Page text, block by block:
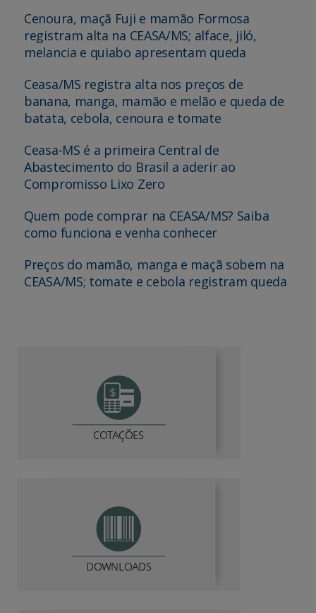
Cenoura, maçã Fuji e mamão Formosa
registram alta na CEASA/MS; alface, jiló,
melancia e quiabo apresentam queda
Ceasa/MS registra alta nos preços de
banana, manga, mamão e melão e queda de
batata, cebola, cenoura e tomate
Ceasa-MS é a primeira Central de
Abastecimento do Brasil a aderir ao
Compromisso Lixo Zero
Quem pode comprar na CEASA/MS? Saiba
como funciona e venha conhecer
Preços do mamão, manga e maçã sobem na
CEASA/MS; tomate e cebola registram queda